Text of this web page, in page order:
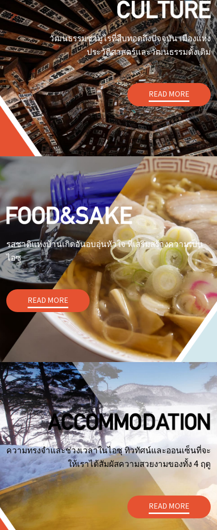
วัฒนธรรมซามูไรที่สืบทอดถึงปัจจุบัน เมืองแห่ง
ประวัติศาสตร์และวัฒนธรรมดั้งเดิม
READ MORE
รสชาติแห่งบ้านเกิดอันอบอุ่นหัวใจ ที่เสริมสร้างความเป็น
ไอซุ
READ MORE
ความทรงจำและช่วงเวลาในไอซุ ทิวทัศน์และออนเซ็นที่จะ
ให้เราได้สัมผัสความสวยงามของทั้ง 4 ฤดู
READ MORE